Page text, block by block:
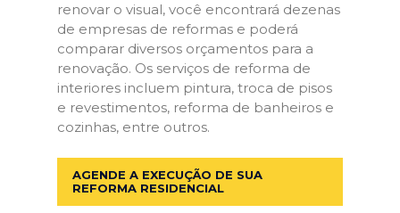
renovar o visual, você encontrará dezenas
de empresas de reformas e poderá
comparar diversos orçamentos para a
renovação. Os serviços de reforma de
interiores incluem pintura, troca de pisos
e revestimentos, reforma de banheiros e
cozinhas, entre outros.
AGENDE A EXECUÇÃO DE SUA
REFORMA RESIDENCIAL